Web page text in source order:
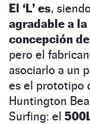
El ‘L’ es,
agradable a
concepción
pero el
asociarlo a un
es el prototipo
Huntington
Surfing: el